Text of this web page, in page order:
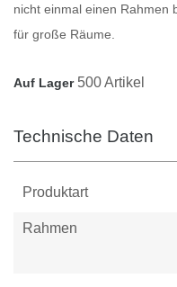
nicht einmal einen Rahmen
für große Räume.
Auf Lager 500 Artikel
Technische Daten
Produktart
Rahmen